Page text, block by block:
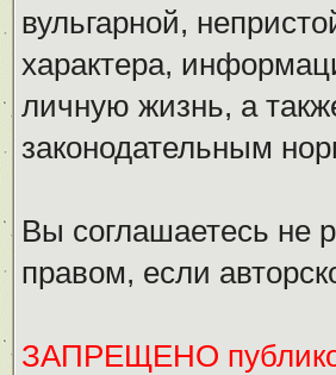
вульгарной,
характера,
личную жизнь, а
законодательным
Вы соглашаетесь не
правом, если
ЗАПРЕЩЕНО